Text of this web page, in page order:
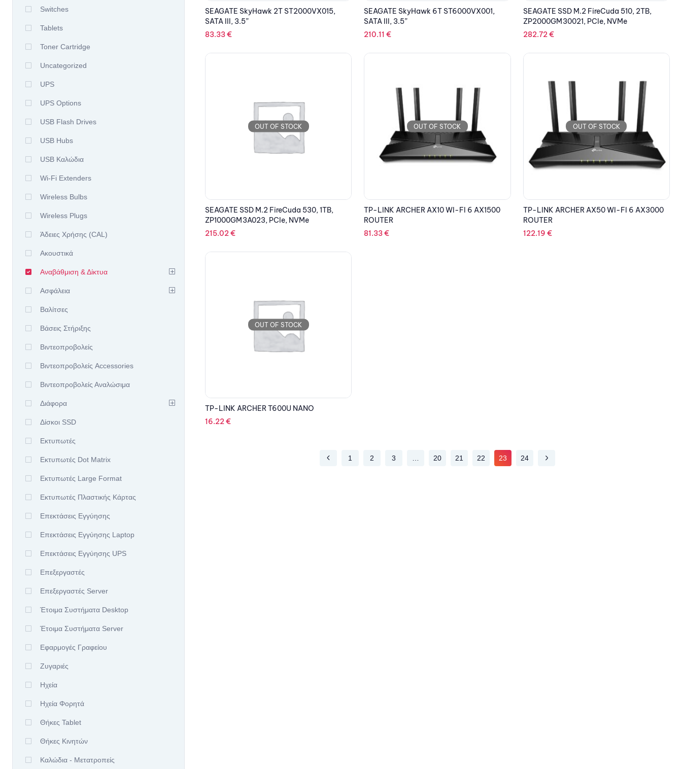
SEAGATE SkyHawk 2T ST2000VX015,
SATA III, 3.5”
83.33€
SEAGATE SkyHawk 6T ST6000VX001,
SATA III, 3.5”
210.11€
SEAGATE SSD M.2 FireCuda 510, 2TB,
ZP2000GM30021, PCIe, NVMe
282.72€
OUT OF STOCK
SEAGATE SSD M.2 FireCuda 530, 1TB,
ZP1000GM3A023, PCIe, NVMe
215.02€
OUT OF STOCK
TP-LINK ARCHER AX10 WI-FI 6 AX1500
ROUTER
81.33€
OUT OF STOCK
TP-LINK ARCHER AX50 WI-FI 6 AX3000
ROUTER
122.19 €
OUT OF STOCK
TP-LINK ARCHER T600U NANO
16.22€
1 2 3 20 21 22 23 24
Switches
Tablets
Toner Cartridge
Uncategorized
UPS
UPS Options
USB Flash Drives
USB Hubs
USB Καλώδια
Wi-Fi Extenders
Wireless Bulbs
Wireless Plugs
Άδειες Χρήσης (CAL)
Ακουστικά
Αναβάθμιση & Δίκτυα
Ασφάλεια
Βαλίτσες
Βάσεις Στήριξης
Βιντεοπροβολείς
Βιντεοπροβολείς Accessories
Βιντεοπροβολείς Αναλώσιμα
Διάφορα
Δίσκοι SSD
Εκτυπωτές
Εκτυπωτές Dot Matrix
Εκτυπωτές Large Format
Εκτυπωτές Πλαστικής Κάρτας
Επεκτάσεις Εγγύησης
Επεκτάσεις Εγγύησης Laptop
Επεκτάσεις Εγγύησης UPS
Επεξεργαστές
Επεξεργαστές Server
Έτοιμα Συστήματα Desktop
Έτοιμα Συστήματα Server
Εφαρμογές Γραφείου
Ζυγαριές
Ηχεία
Ηχεία Φορητά
Θήκες Tablet
Θήκες Κινητών
Καλώδια - Μετατροπείς